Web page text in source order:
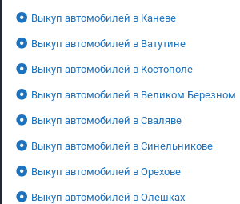
Выкуп автомобилей в Каневе
Выкуп автомобилей в Ватутине
Выкуп автомобилей в Костополе
Выкуп автомобилей в Великом Березном
Выкуп автомобилей в Сваляве
Выкуп автомобилей в Синельникове
Выкуп автомобилей в Орехове
Выкуп автомобилей в Олешках